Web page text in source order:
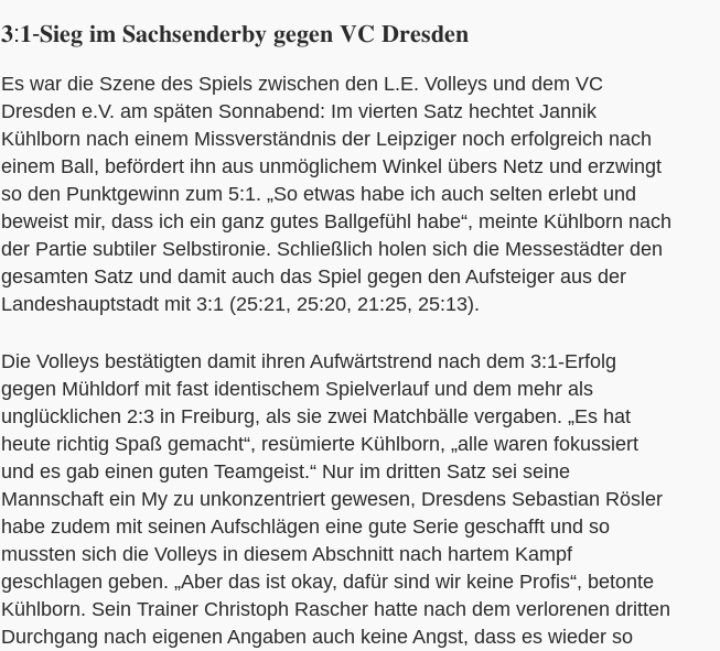
𝟑:𝟏-𝐒𝐢𝐞𝐠 𝐢𝐦 𝐒𝐚𝐜𝐡𝐬𝐞𝐧𝐝𝐞𝐫𝐛𝐲 𝐠𝐞𝐠𝐞𝐧 𝐕𝐂 𝐃𝐫𝐞𝐬𝐝𝐞𝐧
Es war die Szene des Spiels zwischen den L.E. Volleys und dem VC
Dresden e.V. am späten Sonnabend: Im vierten Satz hechtet Jannik
Kühlborn nach einem Missverständnis der Leipziger noch erfolgreich nach
einem Ball, befördert ihn aus unmöglichem Winkel übers Netz und erzwingt
so den Punktgewinn zum 5:1. „So etwas habe ich auch selten erlebt und
beweist mir, dass ich ein ganz gutes Ballgefühl habe“, meinte Kühlborn nach
der Partie subtiler Selbstironie. Schließlich holen sich die Messestädter den
gesamten Satz und damit auch das Spiel gegen den Aufsteiger aus der
Landeshauptstadt mit 3:1 (25:21, 25:20, 21:25, 25:13).
Die Volleys bestätigten damit ihren Aufwärtstrend nach dem 3:1-Erfolg
gegen Mühldorf mit fast identischem Spielverlauf und dem mehr als
unglücklichen 2:3 in Freiburg, als sie zwei Matchbälle vergaben. „Es hat
heute richtig Spaß gemacht“, resümierte Kühlborn, „alle waren fokussiert
und es gab einen guten Teamgeist.“ Nur im dritten Satz sei seine
Mannschaft ein My zu unkonzentriert gewesen, Dresdens Sebastian Rösler
habe zudem mit seinen Aufschlägen eine gute Serie geschafft und so
mussten sich die Volleys in diesem Abschnitt nach hartem Kampf
geschlagen geben. „Aber das ist okay, dafür sind wir keine Profis“, betonte
Kühlborn. Sein Trainer Christoph Rascher hatte nach dem verlorenen dritten
Durchgang nach eigenen Angaben auch keine Angst, dass es wieder so